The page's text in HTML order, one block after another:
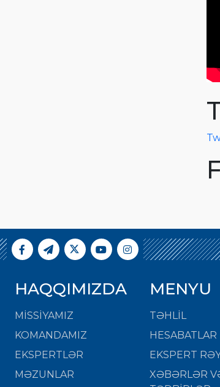
HAQQIMIZDA
MISSIYAMIZ
KOMANDAMIZ
EKSPERTLƏR
MƏZUNLAR
MENYU
TƏHLİL
HESABATLAR
EKSPERT
XƏBƏRLƏR